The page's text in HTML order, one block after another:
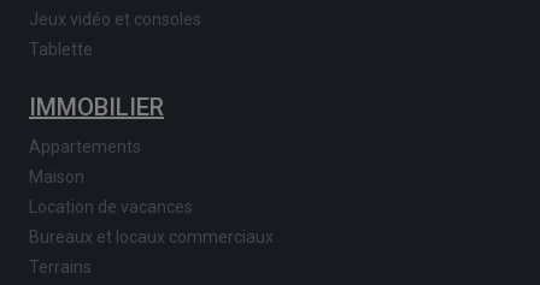
Jeux vidéo et consoles
Tablette
IMMOBILIER
Appartements
Maison
Location de vacances
Bureaux et locaux commerciaux
Terrains